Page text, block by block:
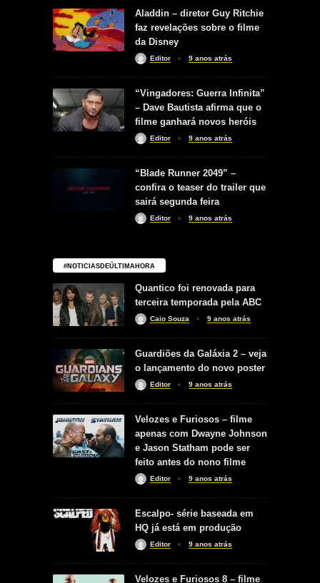
Aladdin – diretor Guy Ritchie
faz revelações sobre o filme
da Disney
Editor 9 anos atrás
“Vingadores: Guerra Infinita”
– Dave Bautista afirma que o
filme ganhará novos heróis
Editor 9 anos atrás
“Blade Runner 2049” –
confira o teaser do trailer que
sairá segunda feira
Editor 9 anos atrás
#NOTICIASDEÚLTIMAHORA
Quantico foi renovada para
terceira temporada pela ABC
Caio Souza 9 anos atrás
Guardiões da Galáxia 2 – veja
o lançamento do novo poster
Editor 9 anos atrás
Velozes e Furiosos – filme
apenas com Dwayne Johnson
e Jason Statham pode ser
feito antes do nono filme
Editor 9 anos atrás
Escalpo- série baseada em
HQ já está em produção
Editor 9 anos atrás
Velozes e Furiosos 8 – filme